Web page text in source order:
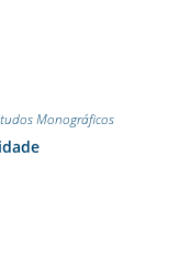
Monográficos